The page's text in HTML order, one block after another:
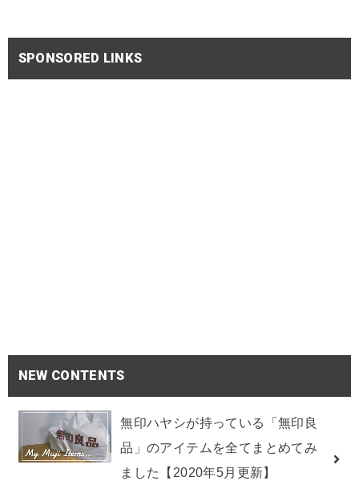
SPONSORED LINKS
NEW CONTENTS
無印ハヤシが持っている「無印良
品」のアイテムを全てまとめてみ
ました【2020年5月更新】